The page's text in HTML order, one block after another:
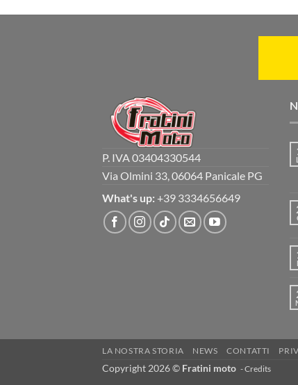
P. IVA 03404330544
Via Olmini 33, 06064 Panicale PG
What's up: +39 3334656649
LA NOSTRA STORIA NEWS CONTATTI
Copyright 2026 © Fratini moto -Credits